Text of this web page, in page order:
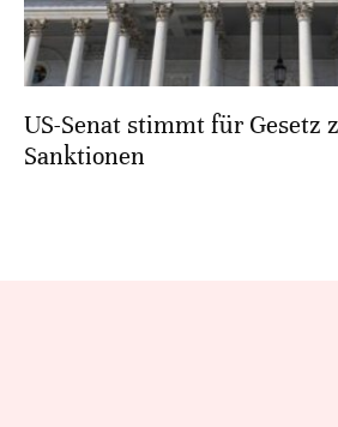
US-Senat stimmt für Gesetz
Sanktionen